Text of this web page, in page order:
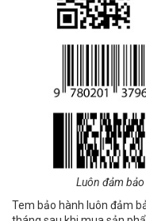
Luôn đảm
Tem bảo hành luôn đảm